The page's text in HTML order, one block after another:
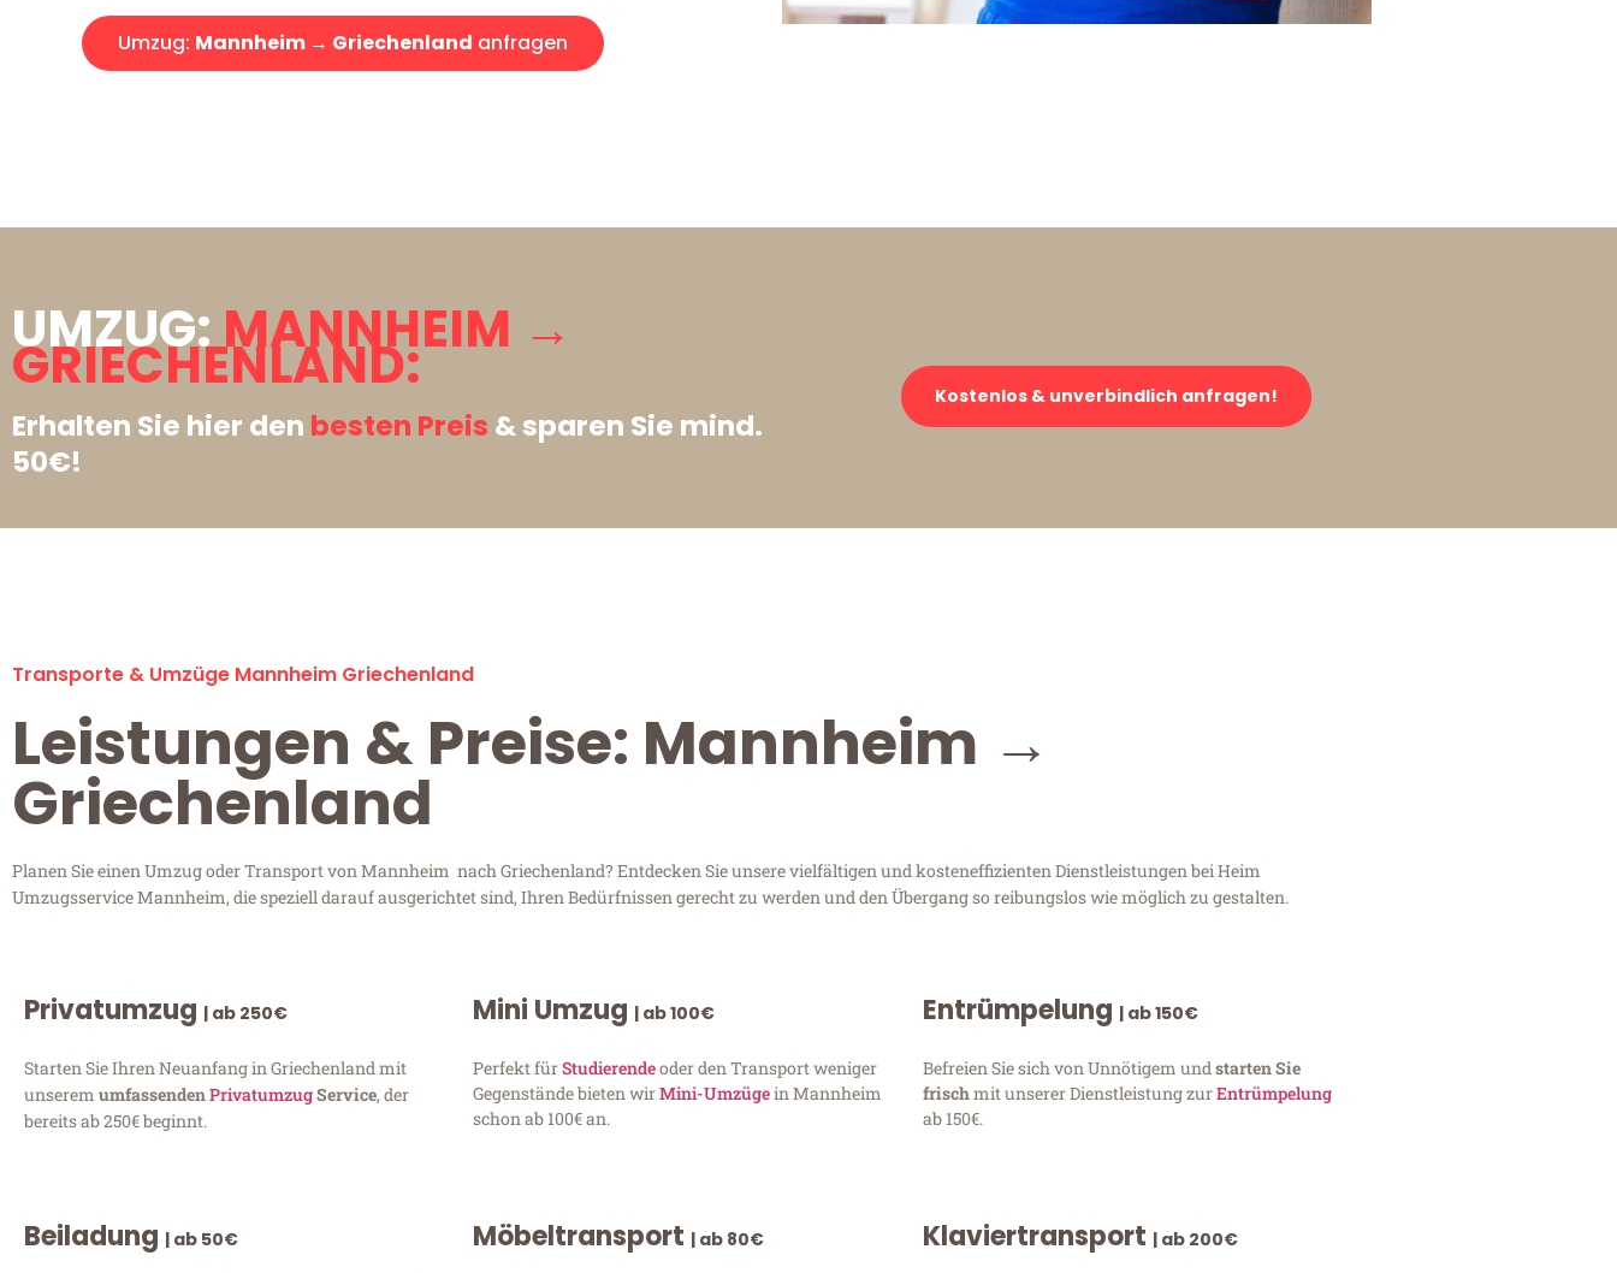
Umzug: Mannheim → Griechenland anfragen
UMZUG:MANNHEIM →
GRIECHENLAND:
Erhalten Sie hier den besten Preis & sparen Sie mind.
50€!
Kostenlos & unverbindlich anfragen!
Transporte & Umzüge Mannheim Griechenland
Leistungen & Preise: Mannheim →
Griechenland
Planen Sie einen Umzug oder Transport von Mannheim nach Griechenland? Entdecken Sie unsere vielfältigen und kosteneffizienten Dienstleistungen bei Heim
Umzugsservice Mannheim, die speziell darauf ausgerichtet sind, Ihren Bedürfnissen gerecht zu werden und den Übergang so reibungslos wie möglich zu gestalten.
Privatumzug | ab 250€
Starten Sie Ihren Neuanfang in Griechenland mit
unserem umfassendenPrivatumzugService, der
bereits ab 250€ beginnt.
Mini Umzug | ab 100€
Perfekt fürStudierendeoder den Transport weniger
Gegenstände bieten wirMini-Umzügein Mannheim
schon ab 100€ an.
Entrümpelung | ab 150€
Befreien Sie sich von Unnötigem undstarten Sie
frischmit unserer Dienstleistung zurEntrümpelung
ab 150€.
Beiladung | ab 50€ Möbeltransport | ab 80€ Klaviertransport | ab 200€